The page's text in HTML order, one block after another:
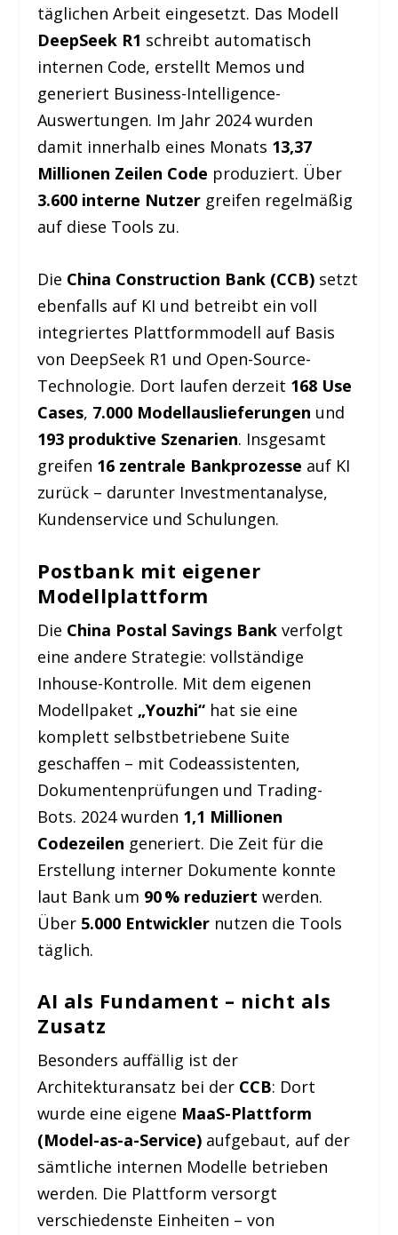
täglichen Arbeit eingesetzt. Das Modell
DeepSeek R1 schreibt automatisch
internen Code, erstellt Memos und
generiert Business-Intelligence-
Auswertungen. Im Jahr 2024 wurden
damit innerhalb eines Monats 13,37
Millionen Zeilen Code produziert. Über
3.600 interne Nutzer greifen regelmäßig
auf diese Tools zu.
Die China Construction Bank (CCB) setzt
ebenfalls auf KI und betreibt ein voll
integriertes Plattformmodell auf Basis
von DeepSeek R1 und Open-Source-
Technologie. Dort laufen derzeit 168 Use
Cases, 7.000 Modellauslieferungen und
193 produktive Szenarien. Insgesamt
greifen 16 zentrale Bankprozesse auf KI
zurück – darunter Investmentanalyse,
Kundenservice und Schulungen.
Postbank mit eigener
Modellplattform
Die China Postal Savings Bank verfolgt
eine andere Strategie: vollständige
Inhouse-Kontrolle. Mit dem eigenen
Modellpaket „Youzhi“ hat sie eine
komplett selbstbetriebene Suite
geschaffen – mit Codeassistenten,
Dokumentenprüfungen und Trading-
Bots. 2024 wurden 1,1 Millionen
Codezeilen generiert. Die Zeit für die
Erstellung interner Dokumente konnte
laut Bank um 90 % reduziert werden.
Über 5.000 Entwickler nutzen die Tools
täglich.
AI als Fundament – nicht als
Zusatz
Besonders auffällig ist der
Architekturansatz bei der CCB: Dort
wurde eine eigene MaaS-Plattform
(Model-as-a-Service) aufgebaut, auf der
sämtliche internen Modelle betrieben
werden. Die Plattform versorgt
verschiedenste Einheiten – von